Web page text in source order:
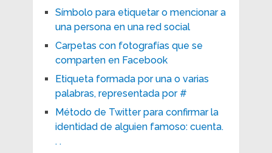
Símbolo para etiquetar o mencionar a
una persona en una red social
Carpetas con fotografías que se
comparten en Facebook
Etiqueta formada por una o varias
palabras, representada por #
Método de Twitter para confirmar la
identidad de alguien famoso: cuenta.
. .